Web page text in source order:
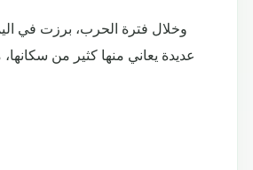
وخلال فترة الحرب، برزت في
عديدة يعاني منها كثير من سكانها،